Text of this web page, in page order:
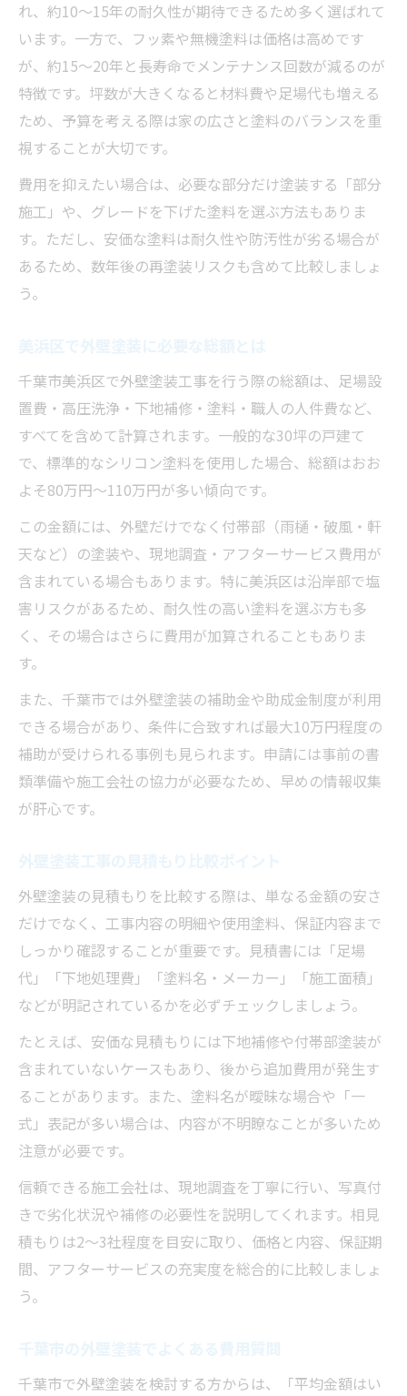
外壁塗装で人気の色とその理由を解説
色選びで失敗しないための実践方法
外壁塗装工事前に知るべき注意点
外壁塗装で見落としがちな下準備とは
契約前に必ず確認したい工事内容一覧
外壁塗装工事で起きやすいトラブル例
工事中の生活影響と対策ポイント解説
外壁塗装工事の適切な時期と季節の選び方
悪質業者を避ける比較のポイント
外壁塗装の比較で重視すべき口コミ情報
外壁塗装ランキング利用時の注意点
満足できる外壁塗装の進め方ガイド
外壁塗装の事前準備から完了までの流れ
希望に合う外壁塗装計画の立て方のコツ
外壁塗装で後悔しない打ち合わせの進め方
外壁塗装工事後のメンテナンス方法
納得できる外壁塗装を実現するポイント
れ、約10〜15年の耐久性が期待できるため多く選ばれて
います。一方で、フッ素や無機塗料は価格は高めです
が、約15〜20年と長寿命でメンテナンス回数が減るのが
特徴です。坪数が大きくなると材料費や足場代も増える
ため、予算を考える際は家の広さと塗料のバランスを重
視することが大切です。
費用を抑えたい場合は、必要な部分だけ塗装する「部分
施工」や、グレードを下げた塗料を選ぶ方法もありま
す。ただし、安価な塗料は耐久性や防汚性が劣る場合が
あるため、数年後の再塗装リスクも含めて比較しましょ
う。
千葉市美浜区で外壁塗装工事を行う際の総額は、足場設
置費・高圧洗浄・下地補修・塗料・職人の人件費など、
すべてを含めて計算されます。一般的な30坪の戸建て
で、標準的なシリコン塗料を使用した場合、総額はおお
よそ80万円〜110万円が多い傾向です。
この金額には、外壁だけでなく付帯部（雨樋・破風・軒
天など）の塗装や、現地調査・アフターサービス費用が
含まれている場合もあります。特に美浜区は沿岸部で塩
害リスクがあるため、耐久性の高い塗料を選ぶ方も多
く、その場合はさらに費用が加算されることもありま
す。
また、千葉市では外壁塗装の補助金や助成金制度が利用
できる場合があり、条件に合致すれば最大10万円程度の
補助が受けられる事例も見られます。申請には事前の書
類準備や施工会社の協力が必要なため、早めの情報収集
が肝心です。
外壁塗装の見積もりを比較する際は、単なる金額の安さ
だけでなく、工事内容の明細や使用塗料、保証内容まで
しっかり確認することが重要です。見積書には「足場
代」「下地処理費」「塗料名・メーカー」「施工面積」
などが明記されているかを必ずチェックしましょう。
たとえば、安価な見積もりには下地補修や付帯部塗装が
含まれていないケースもあり、後から追加費用が発生す
ることがあります。また、塗料名が曖昧な場合や「一
式」表記が多い場合は、内容が不明瞭なことが多いため
注意が必要です。
信頼できる施工会社は、現地調査を丁寧に行い、写真付
きで劣化状況や補修の必要性を説明してくれます。相見
積もりは2〜3社程度を目安に取り、価格と内容、保証期
間、アフターサービスの充実度を総合的に比較しましょ
う。
千葉市で外壁塗装を検討する方からは、「平均金額はい